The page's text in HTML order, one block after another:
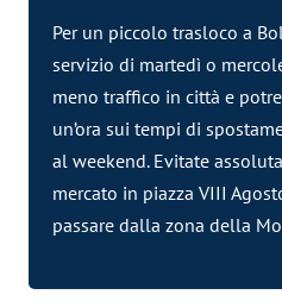
Per un piccolo trasloco a
servizio di martedì o
meno traffico in città e
un’ora sui tempi di
al weekend. Evitate
mercato in piazza VIII
passare dalla zona della